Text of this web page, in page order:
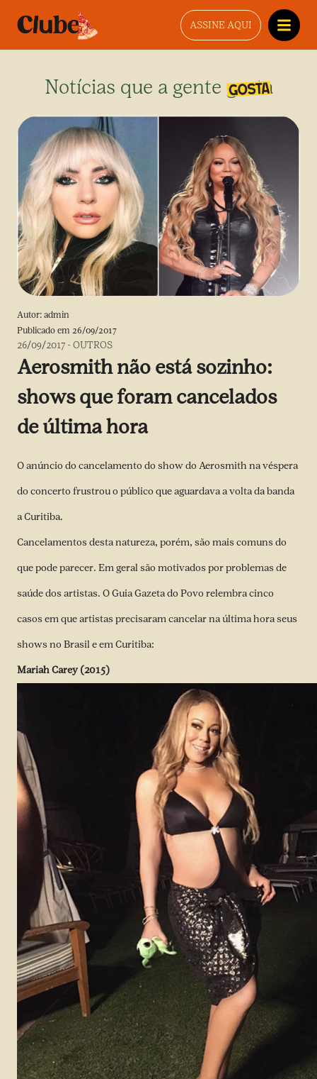
ASSINE AQUI
Notícias que a gente gosta
Autor: admin
Publicado em 26/09/2017
26/09/2017 -OUTROS
Aerosmith não está sozinho:
shows que foram cancelados
de última hora
Oanúncio do cancelamento do show do Aerosmith na véspera
do concertofrustrou o público que aguardava a volta da banda
a Curitiba.
Cancelamentos desta natureza, porém, são mais comuns do
que pode parecer. Em geral são motivados por problemas de
saúde dos artistas. O Guia Gazeta do Povo relembra cinco
casos em que artistas precisaram cancelar na última hora seus
shows no Brasil e em Curitiba:
Mariah Carey (2015)